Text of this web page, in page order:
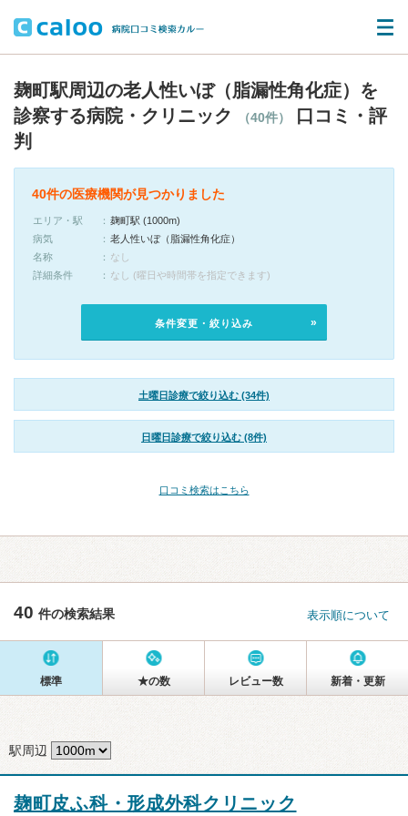
麹町駅周辺の老人性いぼ（脂漏性角化症）を
診察する病院・クリニック
（40件）
口コミ・評
判
40件の医療機関が見つかりました
エリア・駅
麹町駅 (1000m)
病気
老人性いぼ（脂漏性角化症）
名称
なし
詳細条件
なし (曜日や時間帯を指定できます)
条件変更・絞り込み
土曜日診療で絞り込む (34件)
日曜日診療で絞り込む (8件)
口コミ検索はこちら
40 件の検索結果 表示順について
標準 ★の数 レビュー数 新着・更新
駅周辺
麹町皮ふ科・形成外科クリニック